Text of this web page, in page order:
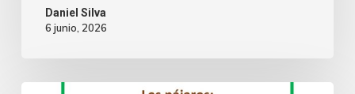
Daniel Silva
6 junio, 2026